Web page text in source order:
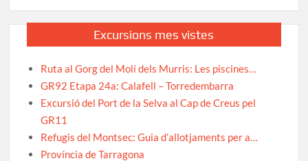
Excursions mes vistes
Ruta al Gorg del Molí dels Murris: Les piscines…
GR92 Etapa 24a: Calafell – Torredembarra
Excursió del Port de la Selva al Cap de Creus pel
GR11
Refugis del Montsec: Guia d’allotjaments per a…
Província de Tarragona